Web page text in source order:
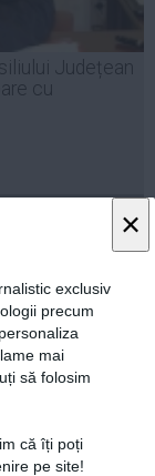
×
exclusiv
precum
mai
să folosim
că îți poți
pe site!
Județean
cu